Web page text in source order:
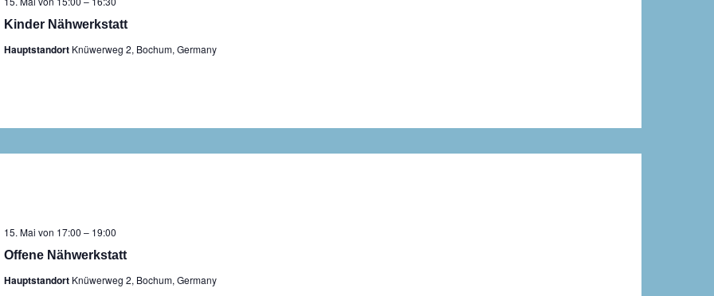
Kinder Nähwerkstatt
Hauptstandort Knüwerweg 2, Bochum, Germany
Offene Nähwerkstatt
15. Mai von 17:00 – 19:00
Hauptstandort Knüwerweg 2, Bochum, Germany